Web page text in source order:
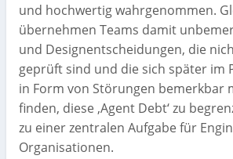
und hochwertig wahrgenommen.
übernehmen Teams damit
und Designentscheidungen, die
geprüft sind und die sich später im
in Form von Störungen bemerkbar
finden, diese ,Agent Debt‘ zu
zu einer zentralen Aufgabe für
Organisationen.